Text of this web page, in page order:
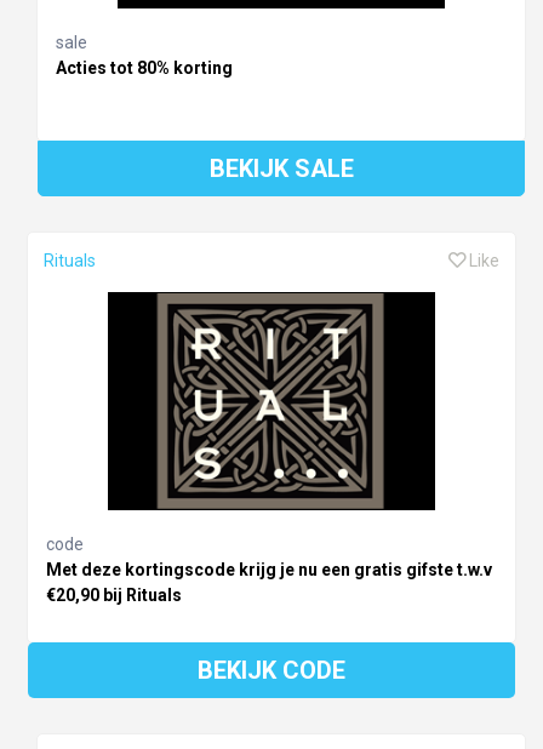
sale
Acties tot 80% korting
BEKIJK SALE
Rituals Like
code
Met deze kortingscode krijg je nu een gratis gifste t.w.v
€20,90 bij Rituals
BEKIJK CODE